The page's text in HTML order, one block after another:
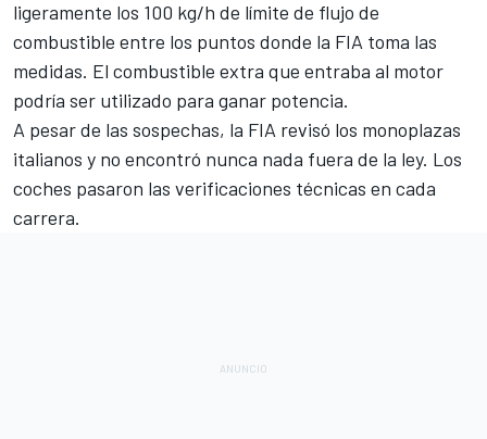
ligeramente los 100 kg/h de límite de flujo de
combustible entre los puntos donde la FIA toma las
medidas. El combustible extra que entraba al motor
podría ser utilizado para ganar potencia.
A pesar de las sospechas, la FIA revisó los monoplazas
italianos y no encontró nunca nada fuera de la ley. Los
coches pasaron las verificaciones técnicas en cada
carrera.